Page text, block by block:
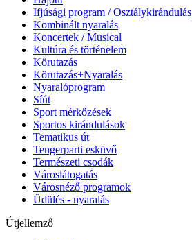
Ifjúsági program / Osztálykirándulás
Kombinált nyaralás
Koncertek / Musical
Kultúra és történelem
Körutazás
Körutazás+Nyaralás
Nyaralóprogram
Síút
Sport mérkőzések
Sportos kirándulások
Tematikus út
Tengerparti esküvő
Természeti csodák
Városlátogatás
Városnéző programok
Üdülés - nyaralás
Útjellemző